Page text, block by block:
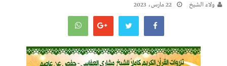
ولاء الشيخ 22 مارس، 2023